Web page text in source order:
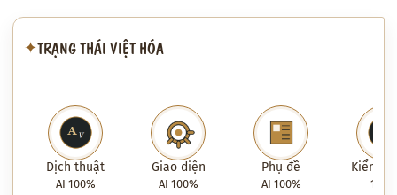
✦TRẠNG THÁI VIỆT HÓA
Dịch thuật
AI 100%
Giao diện
AI 100%
Phụ đề
AI 100%
Kiểm
100%